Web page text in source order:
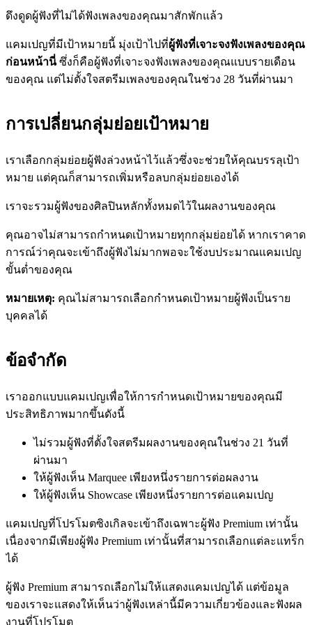
ดึงดูดผู้ฟังที่ไม่ได้ฟังเพลงของคุณมาสักพักแล้ว
แคมเปญที่มีเป้าหมายนี้ มุ่งเป้าไปที่ผู้ฟังที่เจาะจงฟังเพลงของคุณ
ก่อนหน้านี่ซึ่งก็คือผู้ฟังที่เจาะจงฟังเพลงของคุณแบบรายเดือน
ของคุณ แต่ไม่ตั้งใจสตรีมเพลงของคุณในช่วง 28 วันที่ผ่านมา
การเปลี่ยนกลุ่มย่อยเป้าหมาย
เราเลือกกลุ่มย่อยผู้ฟังล่วงหน้าไว้แล้วซึ่งจะช่วยให้คุณบรรลุเป้า
หมาย แต่คุณก็สามารถเพิ่มหรือลบกลุ่มย่อยเองได้
เราจะรวมผู้ฟังของศิลปินหลักทั้งหมดไว้ในผลงานของคุณ
คุณอาจไม่สามารถกำหนดเป้าหมายทุกกลุ่มย่อยได้ หากเราคาด
การณ์ว่าคุณจะเข้าถึงผู้ฟังไม่มากพอจะใช้งบประมาณแคมเปญ
ขั้นต่ำของคุณ
หมายเหตุ: คุณไม่สามารถเลือกกำหนดเป้าหมายผู้ฟังเป็นราย
บุคคลได้
ข้อจำกัด
เราออกแบบแคมเปญเพื่อให้การกำหนดเป้าหมายของคุณมี
ประสิทธิภาพมากขึ้นดังนี้
ไม่รวมผู้ฟังที่ตั้งใจสตรีมผลงานของคุณในช่วง 21 วันที่
ผ่านมา
ให้ผู้ฟังเห็น Marquee เพียงหนึ่งรายการต่อผลงาน
ให้ผู้ฟังเห็น Showcase เพียงหนึ่งรายการต่อแคมเปญ
แคมเปญที่โปรโมตซิงเกิลจะเข้าถึงเฉพาะผู้ฟัง Premium เท่านั้น
เนื่องจากมีเพียงผู้ฟัง Premium เท่านั้นที่สามารถเลือกแต่ละแทร็ก
ได้
ผู้ฟัง Premium สามารถเลือกไม่ให้แสดงแคมเปญได้ แต่ข้อมูล
ของเราจะแสดงให้เห็นว่าผู้ฟังเหล่านี้มีความเกี่ยวข้องและฟังผล
งานที่โปรโมต